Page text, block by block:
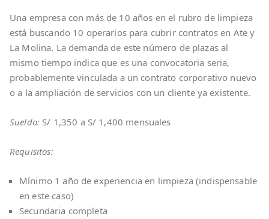
Una empresa con más de 10 años en el rubro de limpieza
está buscando 10 operarios para cubrir contratos en Ate y
La Molina. La demanda de este número de plazas al
mismo tiempo indica que es una convocatoria seria,
probablemente vinculada a un contrato corporativo nuevo
o a la ampliación de servicios con un cliente ya existente.
Sueldo: S/ 1,350 a S/ 1,400 mensuales
Requisitos:
Mínimo 1 año de experiencia en limpieza (indispensable
en este caso)
Secundaria completa